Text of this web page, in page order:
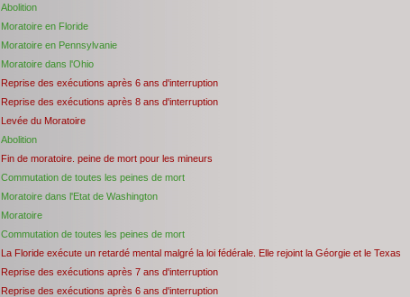
Abolition
Moratoire en Floride
Moratoire en Pennsylvanie
Moratoire dans l'Ohio
Reprise des exécutions après 6 ans d'interruption
Reprise des exécutions après 8 ans d'interruption
Levée du Moratoire
Abolition
Fin de moratoire. peine de mort pour les mineurs
Commutation de toutes les peines de mort
Moratoire dans l'Etat de Washington
Moratoire
Commutation de toutes les peines de mort
La Floride exécute un retardé mental malgré la loi fédérale. Elle rejoint la Géorgie et le Texas
Reprise des exécutions après 7 ans d'interruption
Reprise des exécutions après 6 ans d'interruption